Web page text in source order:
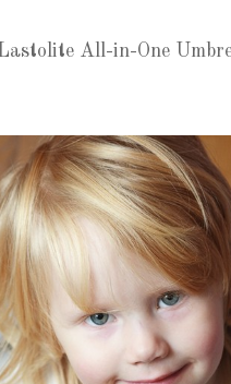
All-in-One